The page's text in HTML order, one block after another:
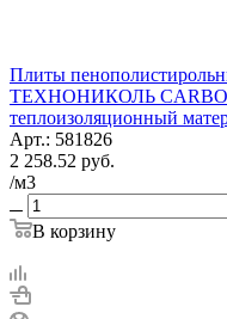
Плиты
ТЕХНОНИКОЛЬ
теплоизоляционный
Арт.: 581826
2 258.52 руб.
/м3
В корзину